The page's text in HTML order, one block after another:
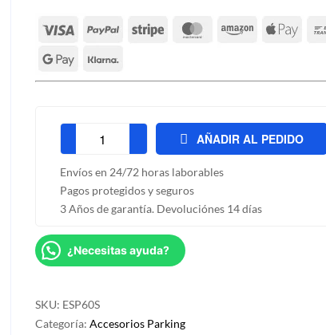
Espejo
convexo
de
seguridad
garaje
cantidad
AÑADIR AL PEDIDO
Envíos en 24/72 horas laborables
Pagos protegidos y seguros
3 Años de garantía. Devoluciónes 14 días
¿Necesitas ayuda?
SKU: ESP60S
Categoría: Accesorios Parking